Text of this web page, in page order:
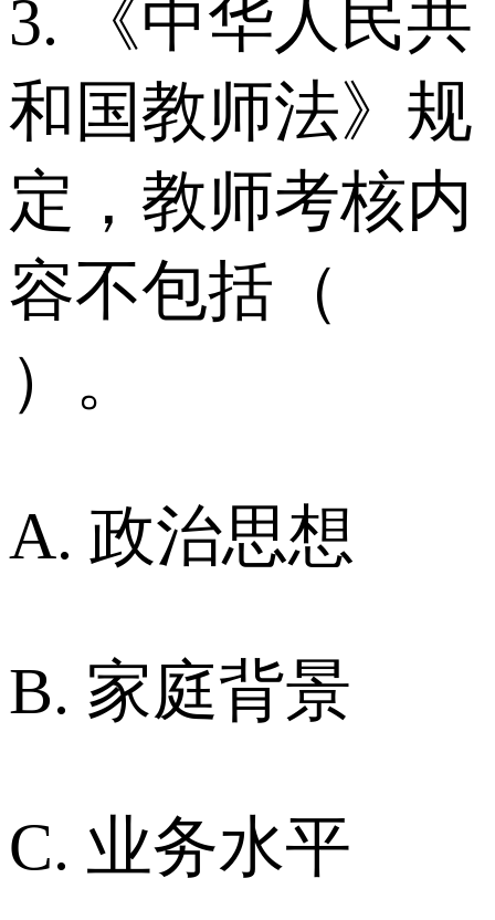
3. 《中华人民共
和国教师法》规
定，教师考核内
容不包括（
）。
A. 政治思想
B. 家庭背景
C. 业务水平